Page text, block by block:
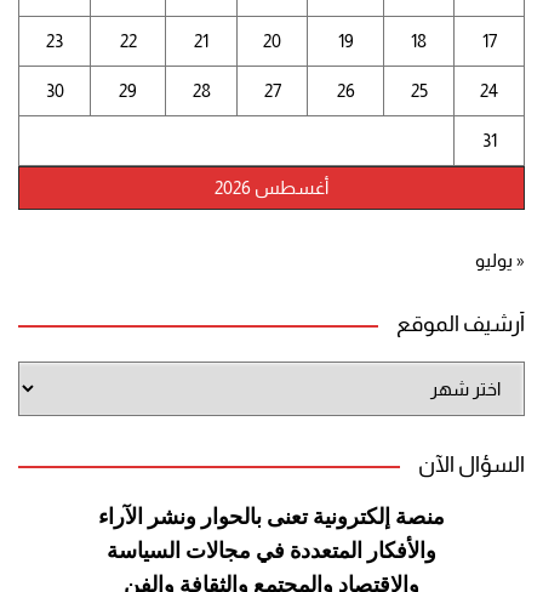
أغسطس 2026
17
18
19
20
21
22
23
24
25
26
27
28
29
30
31
« يوليو
أرشيف الموقع
الموقع
السؤال الآن
منصة إلكترونية تعنى بالحوار ونشر الآراء
والأفكار المتعددة في مجالات السياسة
والاقتصاد والمجتمع والثقافة والفن